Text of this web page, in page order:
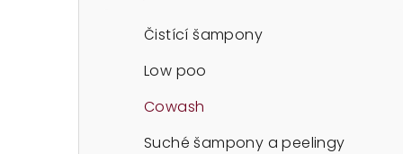
Čistící šampony
Low poo
Cowash
Suché šampony a peelingy